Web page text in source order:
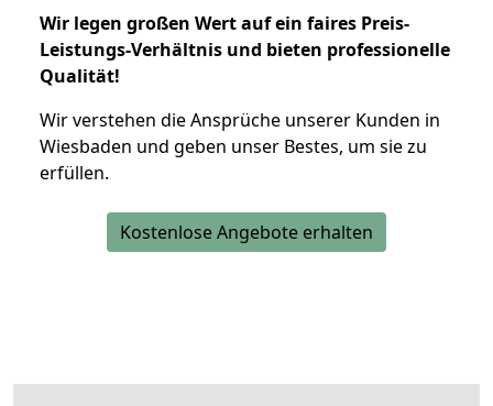
Wir legen großen Wert auf ein faires Preis-
Leistungs-Verhältnis und bieten professionelle
Qualität!
Wir verstehen die Ansprüche unserer Kunden in
Wiesbaden und geben unser Bestes, um sie zu
erfüllen.
Kostenlose Angebote erhalten